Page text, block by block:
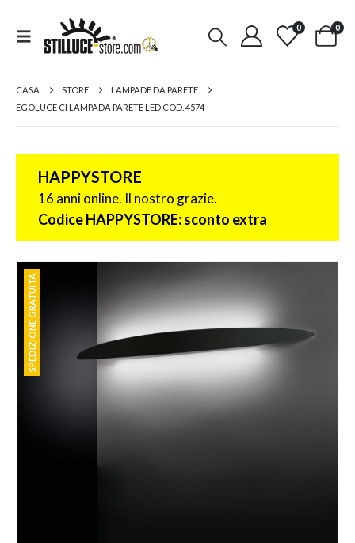
0 0
CASA STORE
LAMPADE DA PARETE
EGOLUCE CI LAMPADA PARETE LED COD. 4574
HAPPYSTORE
16 anni online. Il nostro grazie.
Codice HAPPYSTORE: sconto extra
SPEDIZIONE GRATUITA
SPEDIZIONE GRATUITA